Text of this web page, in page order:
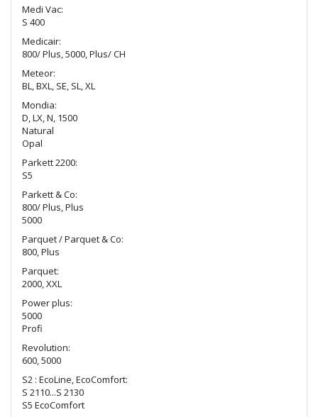
Medi Vac:
S 400
Medicair:
800/ Plus, 5000, Plus/ CH
Meteor:
BL, BXL, SE, SL, XL
Mondia:
D, LX, N, 1500
Natural
Opal
Parkett 2200:
S5
Parkett & Co:
800/ Plus, Plus
5000
Parquet / Parquet & Co:
800, Plus
Parquet:
2000, XXL
Power plus:
5000
Profi
Revolution:
600, 5000
S2 : EcoLine, EcoComfort:
S 2110...S 2130
S5 EcoComfort